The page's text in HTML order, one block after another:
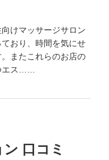
けマッサージサロン
おり、時間を気にせ
またこれらのお店の
エス……
口コミ